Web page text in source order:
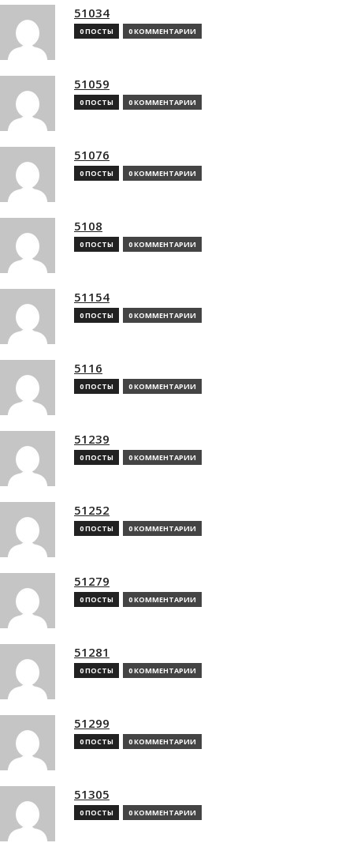
51034
0 ПОСТЫ 0 КОММЕНТАРИИ
51059
0 ПОСТЫ 0 КОММЕНТАРИИ
51076
0 ПОСТЫ 0 КОММЕНТАРИИ
5108
0 ПОСТЫ 0 КОММЕНТАРИИ
51154
0 ПОСТЫ 0 КОММЕНТАРИИ
5116
0 ПОСТЫ 0 КОММЕНТАРИИ
51239
0 ПОСТЫ 0 КОММЕНТАРИИ
51252
0 ПОСТЫ 0 КОММЕНТАРИИ
51279
0 ПОСТЫ 0 КОММЕНТАРИИ
51281
0 ПОСТЫ 0 КОММЕНТАРИИ
51299
0 ПОСТЫ 0 КОММЕНТАРИИ
51305
0 ПОСТЫ 0 КОММЕНТАРИИ